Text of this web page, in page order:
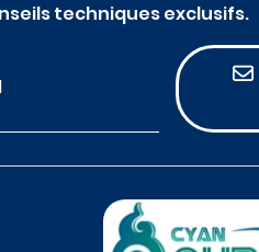
techniques exclusifs.